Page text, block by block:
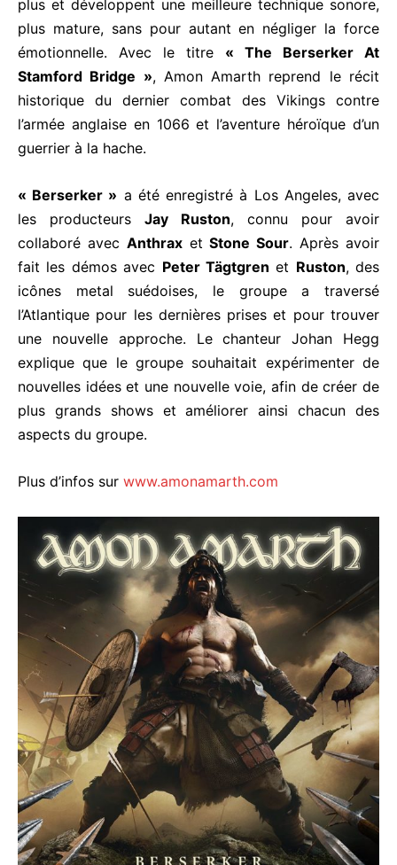
plus et développent une meilleure technique sonore,
plus mature, sans pour autant en négliger la force
émotionnelle. Avec le titre « The Berserker At
Stamford Bridge », Amon Amarth reprend le récit
historique du dernier combat des Vikings contre
l’armée anglaise en 1066 et l’aventure héroïque d’un
guerrier à la hache.
« Berserker » a été enregistré à Los Angeles, avec
les producteurs Jay Ruston, connu pour avoir
collaboré avec AnthraxetStone Sour. Après avoir
fait les démos avec Peter Tägtgren et Ruston, des
icônes metal suédoises, le groupe a traversé
l’Atlantique pour les dernières prises et pour trouver
une nouvelle approche. Le chanteur Johan Hegg
explique que le groupe souhaitait expérimenter de
nouvelles idées et une nouvelle voie, afin de créer de
plus grands shows et améliorer ainsi chacun des
aspects du groupe.
Plus d’infos sur www.amonamarth.com